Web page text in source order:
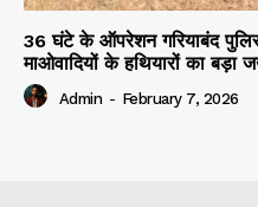
36 घंटे के ऑपरेशन गरियाबंद
माओवादियों के हथियारों का बड़ा
Admin - February 7, 2026